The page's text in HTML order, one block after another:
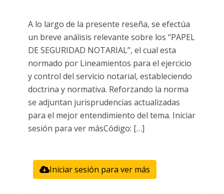
A lo largo de la presente reseña, se efectúa
un breve análisis relevante sobre los “PAPEL
DE SEGURIDAD NOTARIAL”, el cual esta
normado por Lineamientos para el ejercicio
y control del servicio notarial, estableciendo
doctrina y normativa. Reforzando la norma
se adjuntan jurisprudencias actualizadas
para el mejor entendimiento del tema. Iniciar
sesión para ver másCódigo: […]
Iniciar sesión para ver más